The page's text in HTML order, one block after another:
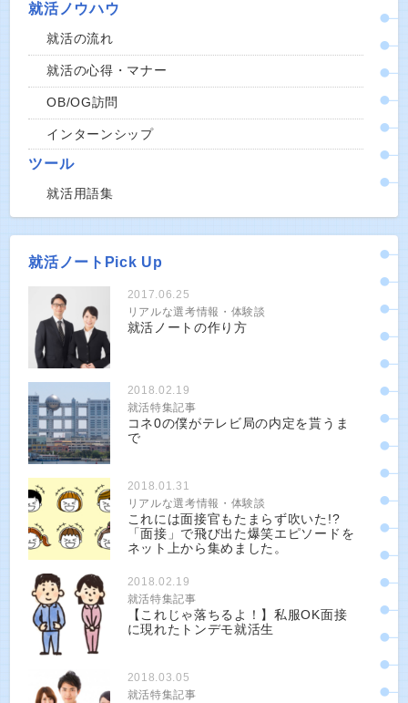
就活ノウハウ
就活の流れ
就活の心得・マナー
OB/OG訪問
インターンシップ
ツール
就活用語集
就活ノートPick Up
2017.06.25
リアルな選考情報・体験談
就活ノートの作り方
2018.02.19
就活特集記事
コネ0の僕がテレビ局の内定を貰うま
で
2018.01.31
リアルな選考情報・体験談
これには面接官もたまらず吹いた!?
「面接」で飛び出た爆笑エピソードを
ネット上から集めました。
2018.02.19
就活特集記事
【これじゃ落ちるよ！】私服OK面接
に現れたトンデモ就活生
2018.03.05
就活特集記事